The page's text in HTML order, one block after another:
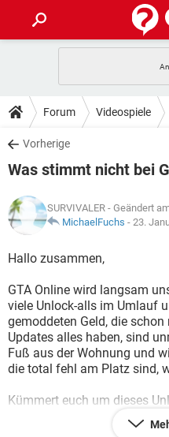
ANDROID
WINDOWS 10
WHATSAPP
FACEBOOK
TIPPS & TRICKS
SPIELE
WHATSAPP
FACEBOOK
DOWNLOADS
SPIELE
ANDROID
WINDOWS 10
WHATSAPP
SPIELE
ANDROID
WINDOWS 10
WHATSAPP
FACEBOOK
LEXIKON
SPIELE
WINDOWS 10
WHATSAPP
FACEBOOK
Forum Videospiele
Vorherige
Was stimmt nicht bei
SURVIVALER - Geändert
MichaelFuchs - 23.
Hallo zusammen,
GTA Online wird langsam
viele Unlock-alls im Umlauf
gemoddeten Geld, die schon
Updates alles haben, sind
Fuß aus der Wohnung und
die total fehl am Platz sind,
Kümmert euch um dieses
einige 100 tausend
übertriebene Spiel nicht